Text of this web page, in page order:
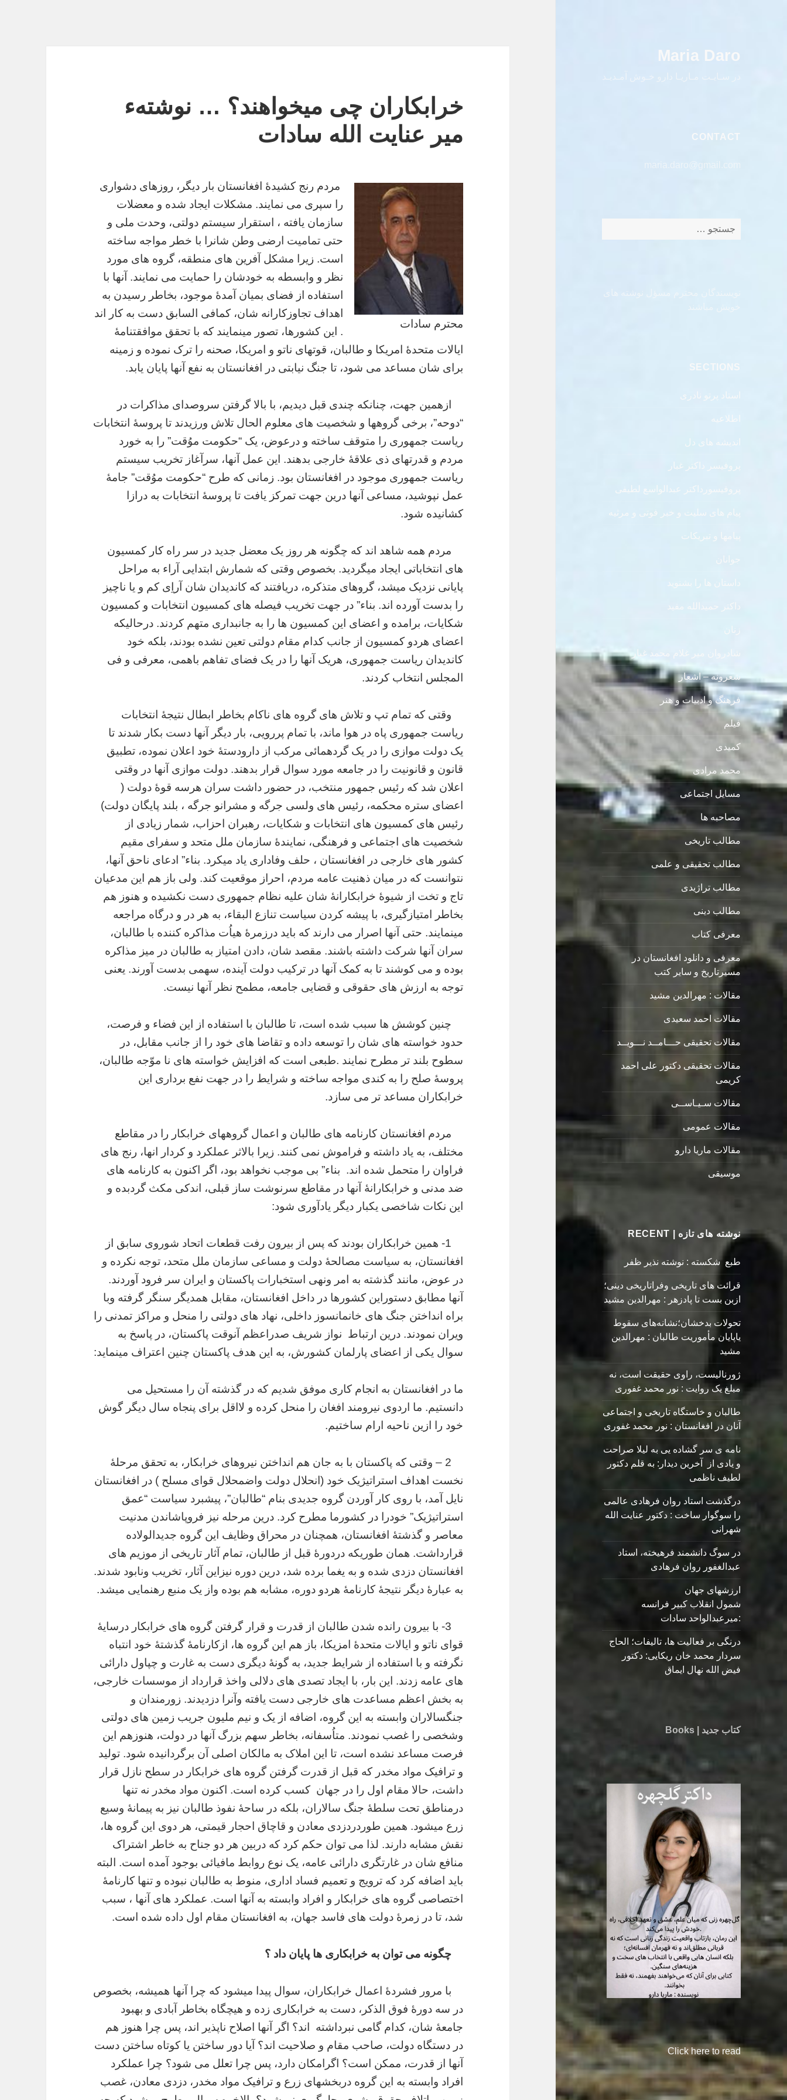
Maria Daro
در سـایـت مـاریـا دارو خـوش آمـدیـد
CONTACT
برای:
نویسندگان محترم مسؤل نوشته های
SECTIONS
استاد پرتو نادری
اطلاعیه
اندیشه های دل
پروفیسر داکتر غبار
پروفیسورداکتر عبدالواسع لطیفی
پیام های سلیت و خبر فوتی و مرثیه
پیامها و تبریکات
جوانان
داستان ها را بشنوید
داکتر حمیدالله مفید
زنان
شادروان میر غلام محمد غبار
شعرونه – اشعار
فرهنگ و ادبیات و هنر
فیلم
کمیدی
محمد مرادی
مسایل اجتماعی
مصاحبه ها
مطالب تاریخی
مطالب تحقیقی و علمی
مطالب تراژیدی
مطالب دینی
معرفی کتاب
معرفی و دانلود افغانستان در
مسیرتاریخ و سایر کتب
مقالات : مهرالدین مشید
مقالات احمد سعیدی
مقالات تحقیقی حـــامــد نـــویــد
مقالات تحقیقی دکتور علی احمد
کریمی
مقالات سـیـاســی
مقالات عمومی
مقالات ماریا دارو
موسیقی
نوشته های تازه | RECENT
طبع شکسته : نوشته نذیر ظفر
قرائت های تاریخی وفراتاریخی دینی؛
ازبن بست تا پادزهر : مهرالدین مشید
تحولات بدخشان؛نشانه‌های سقوط
یاپایان مأموریت طالبان : مهرالدین
مشید
ژورنالیست، راوی حقیقت است، نه
مبلغ یک روایت : نور محمد غفوری
طالبان و خاستگاه تاریخی و اجتماعی
آنان در افغانستان : نور محمد غفوری
نامه ی سر گشاده يی به ليلا صراحت
و یادی از آخرین دیدار: به قلم دکتور
لطیف ناظمی
درگذشت استاد روان فرهادی عالمی
را سوگوار ساخت : دکتور عنایت الله
شهرانی
در سوگ دانشمند فرهیخته، استاد
عبدالغفور روان فرهادی
ارزشهای جهان
شمول انقلاب کبیر فرانسه
:میرعبدالواحد سادات
درنگی بر فعالیت ها، تالیفات؛ الحاج
سردار محمد خان ریکایی: دکتور
فیض الله نهال ایماق
کتاب جدید | Books
Click here to read
خرابکاران چی میخواهند؟ … نوشتهء
میر عنایت الله سادات
محترم سادات
مردم رنج کشیدۀ افغانستان بار دیگر، روزهای دشواری
را سپری می نمایند. مشکلات ایجاد شده و معضلات
سازمان یافته ، استقرار سیستم دولتی، وحدت ملی و
حتی تمامیت ارضی وطن شانرا با خطر مواجه ساخته
است. زیرا مشکل آفرین های منطقه، گروه های مورد
نظر و وابسطه به خودشان را حمایت می نمایند. آنها با
استفاده از فضای بمیان آمدۀ موجود، بخاطر رسیدن به
اهداف تجاوزکارانه شان، کمافی السابق دست به کار اند
. این کشورها، تصور مینمایند که با تحقق موافقتنامۀ
ایالات متحدۀ امریکا و طالبان، قوتهای ناتو و امریکا، صحنه را ترک نموده و زمینه
برای شان مساعد می شود، تا جنگ نیابتی در افغانستان به نفع آنها پایان یابد.
ازهمین جهت، چنانکه چندی قبل دیدیم، با بالا گرفتن سروصدای مذاکرات در
“دوحه”، برخی گروهها و شخصیت های معلوم الحال تلاش ورزیدند تا پروسۀ انتخابات
ریاست جمهوری را متوقف ساخته و درعوض، یک “حکومت موُقت” را به خورد
مردم و قدرتهای ذی علاقۀ خارجی بدهند. این عمل آنها، سرآغاز تخریب سیستم
ریاست جمهوری موجود در افغانستان بود. زمانی که طرح “حکومت موُقت” جامۀ
عمل نپوشید، مساعی آنها درین جهت تمرکز یافت تا پروسۀ انتخابات به درازا
کشانیده شود.
مردم همه شاهد اند که چگونه هر روز یک معضل جدید در سر راه کار کمسیون
های انتخاباتی ایجاد میگردید. بخصوص وقتی که شمارش ابتدایی آراء به مراحل
پایانی نزدیک میشد، گروهای متذکره، دریافتند که کاندیدان شان آراِی کم و یا ناچیز
را بدست آورده اند. بناء” در جهت تخریب فیصله های کمسیون انتخابات و کمسیون
شکایات، برامده و اعضای این کمسیون ها را به جانبداری متهم کردند. درحالیکه
اعضای هردو کمسیون از جانب کدام مقام دولتی تعین نشده بودند، بلکه خود
کاندیدان ریاست جمهوری، هریک آنها را در یک فضای تفاهم باهمی، معرفی و فی
المجلس انتخاب کردند.
وقتی که تمام تپ و تلاش های گروه های ناکام بخاطر ابطال نتیجۀ انتخابات
ریاست جمهوری پاه در هوا ماند، با تمام پررویی، بار دیگر آنها دست بکار شدند تا
یک دولت موازی را در یک گردهمائی مرکب از دارودستۀ خود اعلان نموده، تطبیق
قانون و قانونیت را در جامعه مورد سوال قرار بدهند. دولت موازی آنها در وقتی
اعلان شد که رئیس جمهور منتخب، در حضور داشت سران هرسه قوۀ دولت (
اعضای ستره محکمه، رئیس های ولسی جرگه و مشرانو جرگه ، بلند پایگان دولت)
رئیس های کمسیون های انتخابات و شکایات، رهبران احزاب، شمار زیادی از
شخصیت های اجتماعی و فرهنگی، نمایندۀ سازمان ملل متحد و سفرای مقیم
کشور های خارجی در افغانستان ، حلف وفاداری یاد میکرد. بناء” ادعای ناحق آنها،
نتوانست که در میان ذهنیت عامه مردم، احراز موقعیت کند. ولی باز هم این مدعیان
تاج و تخت از شیوۀ خرابکارانۀ شان علیه نظام جمهوری دست نکشیده و هنوز هم
بخاطر امتیازگیری، با پیشه کردن سیاست تنازع البقاء، به هر در و درگاه مراجعه
مینمایند. حتی آنها اصرار می دارند که باید درزمرۀ هیاُت مذاکره کننده با طالبان،
سران آنها شرکت داشته باشند. مقصد شان، دادن امتیاز به طالبان در میز مذاکره
بوده و می کوشند تا به کمک آنها در ترکیب دولت آینده، سهمی بدست آورند. یعنی
توجه به ارزش های حقوقی و قضایی جامعه، مطمح نظر آنها نیست.
چنین کوشش ها سبب شده است، تا طالبان با استفاده از این فضاء و فرصت،
حدود خواسته های شان را توسعه داده و تقاضا های خود را از جانب مقابل، در
سطوح بلند تر مطرح نمایند .طبعی است که افزایش خواسته های نا موّجه طالبان،
پروسۀ صلح را به کندی مواجه ساخته و شرایط را در جهت نفع برداری این
خرابکاران مساعد تر می سازد.
مردم افغانستان کارنامه های طالبان و اعمال گروههای خرابکار را در مقاطع
مختلف، به یاد داشته و فراموش نمی کنند. زیرا بالاثر عملکرد و کردار انها، رنج های
فراوان را متحمل شده اند. بناء” بی موجب نخواهد بود، اگر اکنون به کارنامه های
ضد مدنی و خرابکارانۀ آنها در مقاطع سرنوشت ساز قبلی، اندکی مکث گردبده و
این نکات شاخصی یکبار دیگر یادآوری شود:
1- همین خرابکاران بودند که پس از بیرون رفت قطعات اتحاد شوروی سابق از
افغانستان، به سیاست مصالحۀ دولت و مساعی سازمان ملل متحد، توجه نکرده و
در عوض، مانند گذشته به امر ونهی استخبارات پاکستان و ایران سر فرود آوردند.
آنها مطابق دستوراین کشورها در داخل افغانستان، مقابل همدیگر سنگر گرفته وبا
براه انداختن جنگ های خانمانسوز داخلی، نهاد های دولتی را منحل و مراکز تمدنی را
ویران نمودند. درین ارتباط نواز شریف صدراعظم آنوقت پاکستان، در پاسخ به
سوال یکی از اعضای پارلمان کشورش، به این هدف پاکستان چنین اعتراف مینماید:
ما در افغانستان به انجام کاری موفق شدیم که در گذشته آن را مستحیل می
دانستیم. ما اردوی نیرومند افغان را منحل کرده و لااقل برای پنجاه سال دیگر گوش
خود را ازین ناحیه ارام ساختیم.
2 – وقتی که پاکستان با به جان هم انداختن نیروهای خرابکار، به تحقق مرحلۀ
نخست اهداف استراتیژیک خود (انحلال دولت واضمحلال قوای مسلح ) در افغانستان
نایل آمد، با روی کار آوردن گروه جدیدی بنام “طالبان”، پیشبرد سیاست “عمق
استراتیژیک” خودرا در کشورما مطرح کرد. درین مرحله نیز فروپاشاندن مدنیت
معاصر و گذشتۀ افغانستان، همچنان در محراق وظایف این گروه جدیدالولاده
قرارداشت. همان طوریکه دردورۀ قبل از طالبان، تمام آثار تاریخی از موزیم های
افغانستان دزدی شده و به یغما برده شد، درین دوره نیزاین آثار، تخریب ونابود شدند.
به عبارۀ دیگر نتیجۀ کارنامۀ هردو دوره، مشابه هم بوده واز یک منبع رهنمایی میشد.
3- با بیرون رانده شدن طالبان از قدرت و قرار گرفتن گروه های خرابکار درسایۀ
قوای ناتو و ایالات متحدۀ امزیکا، باز هم این گروه ها، ازکارنامۀ گذشتۀ خود انتباه
نگرفته و با استفاده از شرایط جدید، به گونۀ دیگری دست به غارت و چپاول دارائی
های عامه زدند. این بار، با ایجاد تصدی های دلالی واخذ قرارداد از موسسات خارجی،
به بخش اعظم مساعدت های خارجی دست یافته وآنرا دزدیدند. زورمندان و
جنگسالاران وابسته به این گروه، اضافه از یک و نیم ملیون جریب زمین های دولتی
وشخصی را غصب نمودند. متاُسفانه، بخاطر سهم بزرگ آنها در دولت، هنوزهم این
فرصت مساعد نشده است، تا این املاک به مالکان اصلی آن برگردانیده شود. تولید
و ترافیک مواد مخدر که قبل از قدرت گرفتن گروه های خرابکار در سطح نازل قرار
داشت، حالا مقام اول را در جهان کسب کرده است. اکنون مواد مخدر نه تنها
درمناطق تحت سلطۀ جنگ سالاران، بلکه در ساحۀ نفوذ طالبان نیز به پیمانۀ وسیع
زرع میشود. همین طوردردزدی معادن و قاچاق احجار قیمتی، هر دوی این گروه ها،
نقش مشابه دارند. لذا می توان حکم کرد که دربین هر دو جناح به خاطر اشتراک
منافع شان در غارتگری دارائی عامه، یک نوع روابط مافیائی بوجود آمده است. البته
باید اضافه کرد که ترویج و تعمیم فساد اداری، منوط به طالبان نبوده و تنها کارنامۀ
اختصاصی گروه های خرابکار و افراد وابسته به آنها است. عملکرد های آنها ، سبب
شد، تا در زمرۀ دولت های فاسد جهان، به افغانستان مقام اول داده شده است.
چگونه می توان به خرابکاری ها پایان داد ؟
با مرور فشردۀ اعمال خرابکاران، سوال پیدا میشود که چرا آنها همیشه، بخصوص
در سه دورۀ فوق الذکر، دست به خرابکاری زده و هیچگاه بخاطر آبادی و بهبود
جامعۀ شان، کدام گامی نبرداشته اند؟ اگر آنها اصلاح ناپذیر اند، پس چرا هنوز هم
در دستگاه دولت، صاحب مقام و صلاحیت اند؟ آیا دور ساختن یا کوتاه ساختن دست
آنها از قدرت، ممکن است؟ اگرامکان دارد، پس چرا تعلل می شود؟ چرا عملکرد
افراد وابسته به این گروه دربخشهای زرع و ترافیک مواد مخدر، دزدی معادن، غصب